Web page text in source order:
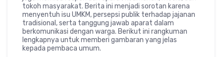
tokoh masyarakat. Berita ini menjadi sorotan karena
menyentuh isu UMKM, persepsi publik terhadap jajanan
tradisional, serta tanggung jawab aparat dalam
berkomunikasi dengan warga. Berikut ini rangkuman
lengkapnya untuk memberi gambaran yang jelas
kepada pembaca umum.